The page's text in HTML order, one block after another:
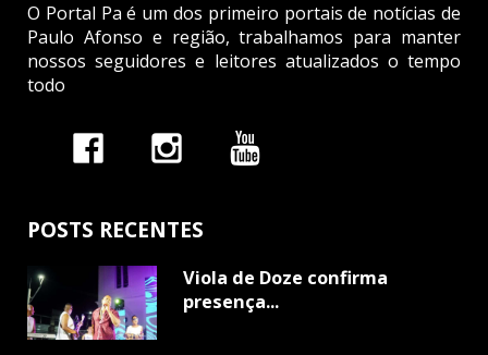
O Portal Pa é um dos primeiro portais de notícias de
Paulo Afonso e região, trabalhamos para manter
nossos seguidores e leitores atualizados o tempo
todo
POSTS RECENTES
Viola de Doze confirma
presença...